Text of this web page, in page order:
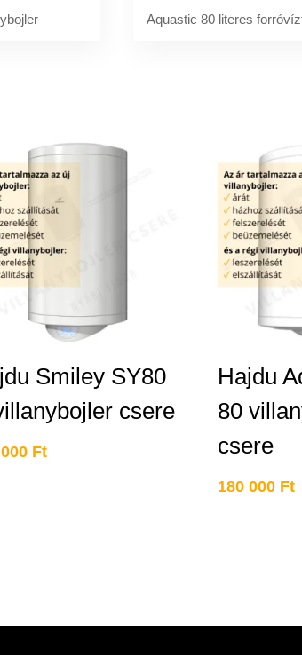
Aquastic 80 literes
Smiley SY80
csere
Ft
Hajdu
80
csere
180 000 Ft